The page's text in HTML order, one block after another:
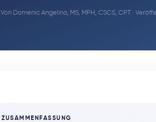
Von Domenic Angelino, MS, MPH, CSCS, CPT ·
ZUSAMMENFASSUNG